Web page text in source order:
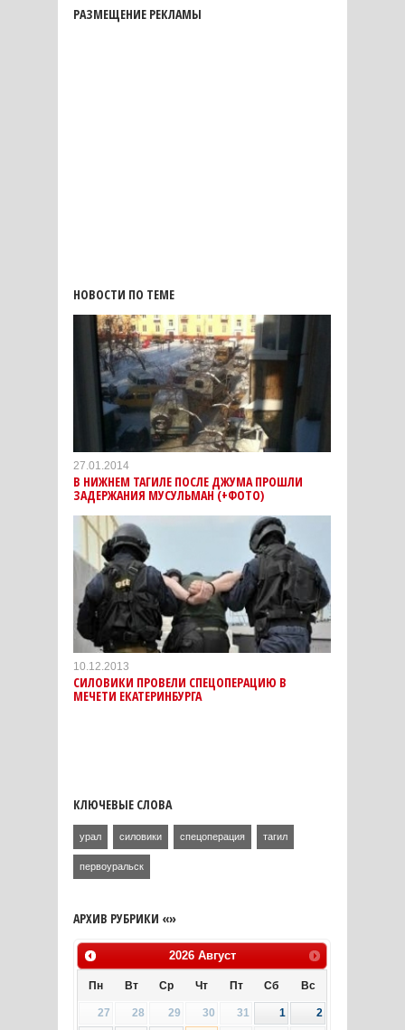
РАЗМЕЩЕНИЕ РЕКЛАМЫ
НОВОСТИ ПО ТЕМЕ
27.01.2014
В НИЖНЕМ ТАГИЛЕ ПОСЛЕ ДЖУМА ПРОШЛИ
ЗАДЕРЖАНИЯ МУСУЛЬМАН (+ФОТО)
10.12.2013
СИЛОВИКИ ПРОВЕЛИ СПЕЦОПЕРАЦИЮ В
МЕЧЕТИ ЕКАТЕРИНБУРГА
КЛЮЧЕВЫЕ СЛОВА
урал силовики спецоперация тагил
первоуральск
АРХИВ РУБРИКИ «»
2026 Август
Пн Вт Ср Чт Пт Сб Вс
27 28 29 30 31 1
2